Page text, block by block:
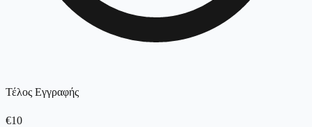
Τέλος Εγγραφής
€10